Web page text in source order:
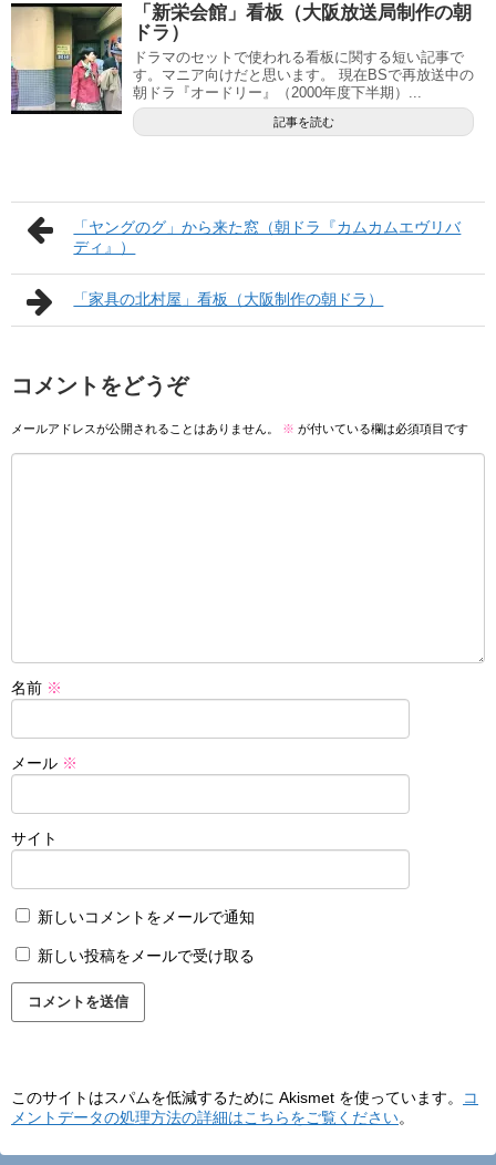
「新栄会館」看板（大阪放送局制作の朝
ドラ）
ドラマのセットで使われる看板に関する短い記事で
す。マニア向けだと思います。 現在BSで再放送中の
朝ドラ『オードリー』（2000年度下半期）...
記事を読む
「ヤングのグ」から来た窓（朝ドラ『カムカムエヴリバ
ディ』）
「家具の北村屋」看板（大阪制作の朝ドラ）
コメントをどうぞ
メールアドレスが公開されることはありません。 ※ が付いている欄は必須項目です
名前 ※
メール ※
サイト
新しいコメントをメールで通知
新しい投稿をメールで受け取る
このサイトはスパムを低減するために Akismet を使っています。
コ
メントデータの処理方法の詳細はこちらをご覧ください。